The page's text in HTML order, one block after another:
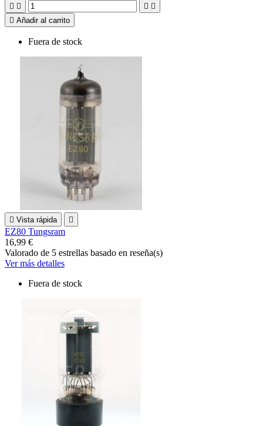
   
 Añadir al carrito
Fuera de stock
 Vista rápida 
EZ80 Tungsram
16,99 €
Valorado de 5 estrellas basado en reseña(s)
Ver más detalles
Fuera de stock